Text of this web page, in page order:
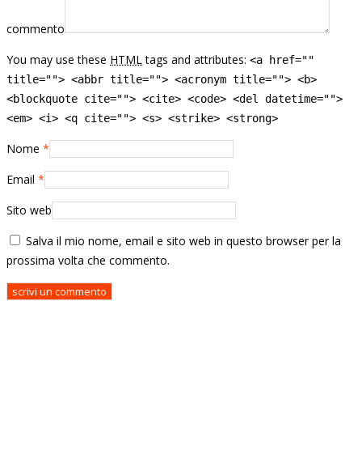
commento
You may use these HTML tags and attributes: <a href=""
title=""> <abbr title=""> <acronym title=""> <b>
<blockquote cite=""> <cite> <code> <del datetime="">
<em> <i> <q cite=""> <s> <strike> <strong>
Nome *
Email *
Sito web
Salva il mio nome, email e sito web in questo browser per la
prossima volta che commento.